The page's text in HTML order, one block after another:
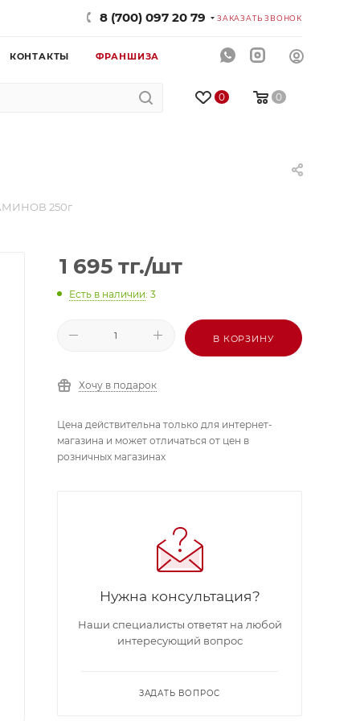
8 (700) 097 20 79 ЗАКАЗАТЬ ЗВОНОК
КОНТАКТЫ ФРАНШИЗА
0 0
250г
1 695 тг./шт
Есть в наличии: 3
В КОРЗИНУ
Хочу в подарок
Цена действительна только для интернет-
магазина и может отличаться от цен в
розничных магазинах
Нужна консультация?
Наши специалисты ответят на любой
интересующий вопрос
ЗАДАТЬ ВОПРОС